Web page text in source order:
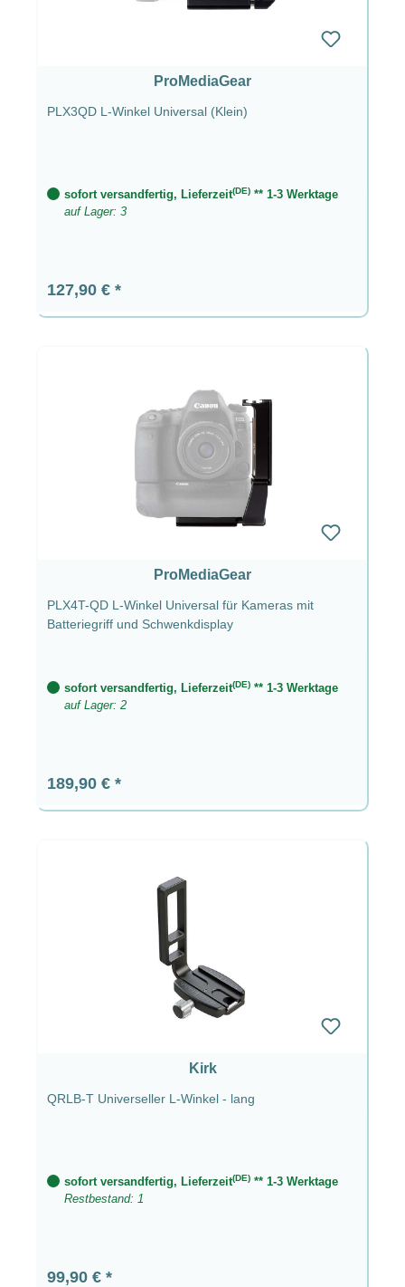
ProMediaGear
PLX3QD L-Winkel Universal (Klein)
sofort versandfertig, Lieferzeit(DE) ** 1-3 Werktage
auf Lager: 3
Regulärer Preis:
127,90 €
ProMediaGear
PLX4T-QD L-Winkel Universal für Kameras mit
Batteriegriff und Schwenkdisplay
sofort versandfertig, Lieferzeit(DE) ** 1-3 Werktage
auf Lager: 2
Regulärer Preis:
189,90 €
Kirk
QRLB-T Universeller L-Winkel - lang
sofort versandfertig, Lieferzeit(DE) ** 1-3 Werktage
Restbestand: 1
Regulärer Preis:
99,90 €